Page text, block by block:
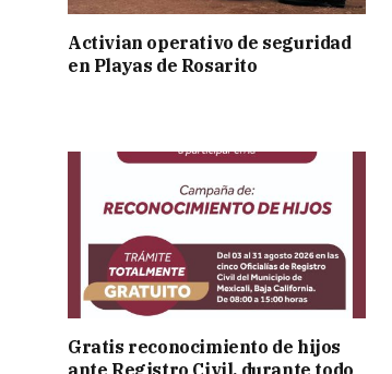
Activian operativo de seguridad
en Playas de Rosarito
Gratis reconocimiento de hijos